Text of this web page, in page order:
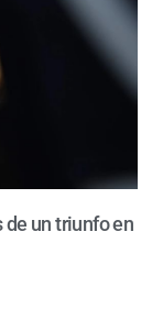
un triunfo en